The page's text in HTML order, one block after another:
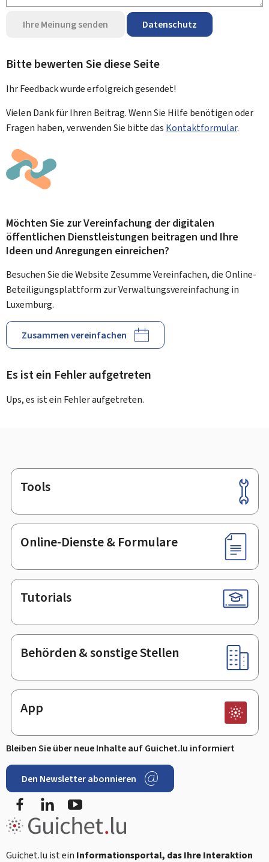
Ihre Meinung senden Datenschutz
Bitte bewerten Sie diese Seite
Ihr Feedback wurdeerfolgreichgesendet!
Vielen Dank für Ihren Beitrag. Wenn Sie Hilfe benötigen oder
Fragen haben, verwenden Sie bitte das Kontaktformular.
Möchten Sie zur Vereinfachung der digitalen
öffentlichen Dienstleistungen beitragen und Ihre
Ideen und Anregungen einreichen?
Besuchen Sie die Website Zesumme Vereinfachen, die Online-
Beteiligungsplattform zur Verwaltungsvereinfachung in
Luxemburg.
Zusammen vereinfachen
Es ist ein Fehler aufgetreten
Ups, es ist ein Fehler aufgetreten.
Footer
Tools
Online-Dienste & Formulare
Tutorials
Behörden & sonstige Stellen
App
Bleiben Sie über neue Inhalte auf Guichet.lu informiert
Den Newsletter abonnieren
FacebookLinkedIn
Guichet.lu ist ein Informationsportal, das Ihre Interaktion